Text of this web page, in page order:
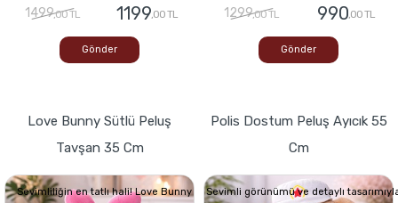
1499,00 TL 1199,00 TL
Gönder
1299,00 TL 990,00 TL
Gönder
Love Bunny Sütlü Peluş
Tavşan 35 Cm
Sevimliliğin en tatlı hali! Love Bunny
Polis Dostum Peluş Ayıcık 55
Cm
Sevimli görünümü ve detaylı